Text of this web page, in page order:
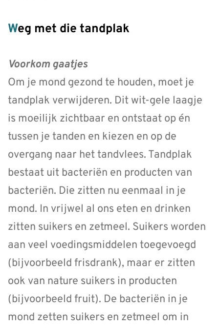
Weg met die tandplak
Voorkom gaatjes
Om je mond gezond te houden, moet je
tandplak verwijderen. Dit wit-gele laagje
is moeilijk zichtbaar en ontstaat op én
tussen je tanden en kiezen en op de
overgang naar het tandvlees. Tandplak
bestaat uit bacteriën en producten van
bacteriën. Die zitten nu eenmaal in je
mond. In vrijwel al ons eten en drinken
zitten suikers en zetmeel. Suikers worden
aan veel voedingsmiddelen toegevoegd
(bijvoorbeeld frisdrank), maar er zitten
ook van nature suikers in producten
(bijvoorbeeld fruit). De bacteriën in je
mond zetten suikers en zetmeel om in